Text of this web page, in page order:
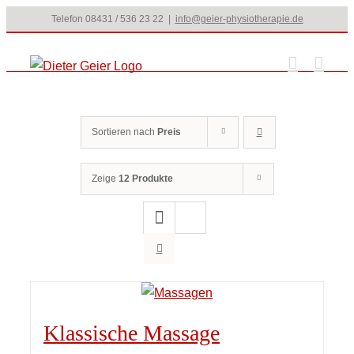
Inhalt
springen
Telefon 08431 / 536 23 22 info@geier-physiotherapie.de
Sortieren nach Preis
Zeige 12 Produkte
Klassische Massage